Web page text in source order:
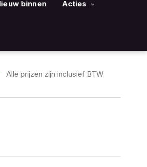
binnen Acties
Alle prijzen zijn inclusief BTW